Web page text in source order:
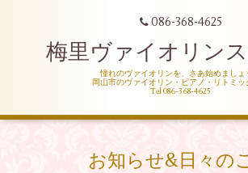
086-368-4625
梅里ヴァイオリン
憧れのヴァイオリンを、さあ始めましょ
岡山市のヴァイオリン・ピアノ・リトミッ
Tel 086-368-4625
お知らせ&日々の